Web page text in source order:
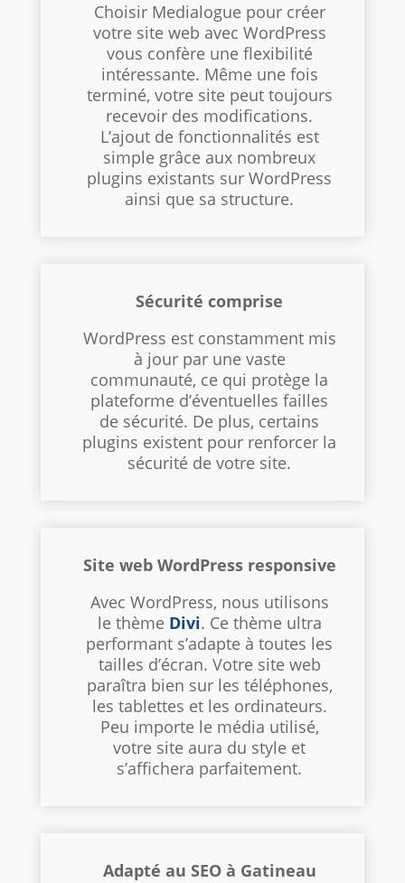
Choisir Medialogue pour créer
votre site web avec WordPress
vous confère une flexibilité
intéressante. Même une fois
terminé, votre site peut toujours
recevoir des modifications.
L’ajout de fonctionnalités est
simple grâce aux nombreux
plugins existants sur WordPress
ainsi que sa structure.
Sécurité comprise
WordPress est constamment mis
à jour par une vaste
communauté, ce qui protège la
plateforme d’éventuelles failles
de sécurité. De plus, certains
plugins existent pour renforcer la
sécurité de votre site.
Site web WordPress responsive
Avec WordPress, nous utilisons
le thème Divi. Ce thème ultra
performant s’adapte à toutes les
tailles d’écran. Votre site web
paraîtra bien sur les téléphones,
les tablettes et les ordinateurs.
Peu importe le média utilisé,
votre site aura du style et
s’affichera parfaitement.
Adapté au SEO à Gatineau